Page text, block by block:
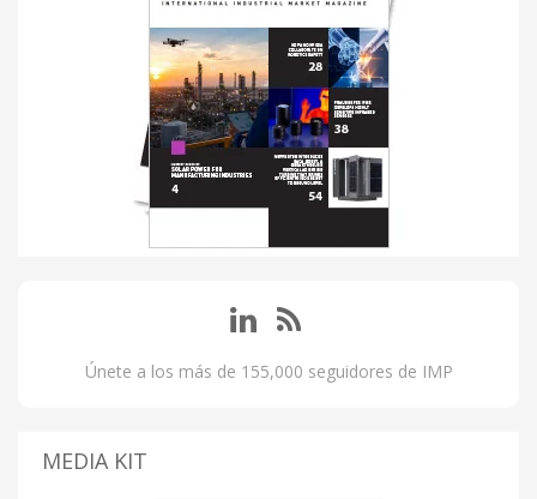
Únete a los más de 155,000 seguidores de IMP
MEDIA KIT